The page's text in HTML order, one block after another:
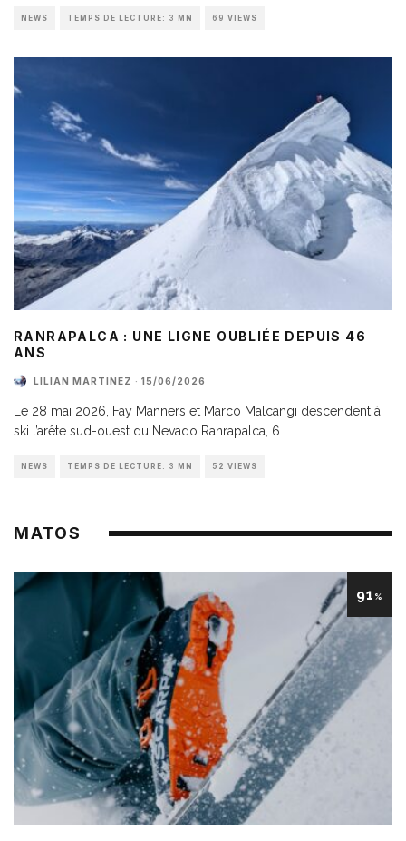
NEWS TEMPS DE LECTURE: 3 MN 69 VIEWS
RANRAPALCA : UNE LIGNE OUBLIÉE DEPUIS 46
ANS
LILIAN MARTINEZ · 15/06/2026
Le 28 mai 2026, Fay Manners et Marco Malcangi descendent à
ski l’arête sud-ouest du Nevado Ranrapalca, 6
NEWS TEMPS DE LECTURE: 3 MN 52 VIEWS
MATOS
91 %